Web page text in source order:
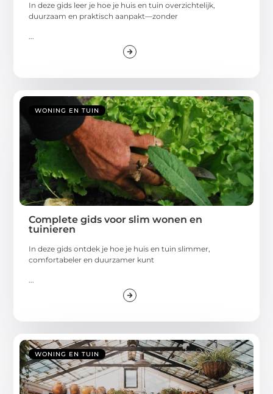
In deze gids leer je hoe je huis en tuin overzichtelijk,
duurzaam en praktisch aanpakt—zonder
WONING EN TUIN
Complete gids voor slim wonen en
tuinieren
In deze gids ontdek je hoe je huis en tuin slimmer,
comfortabeler en duurzamer kunt
WONING EN TUIN